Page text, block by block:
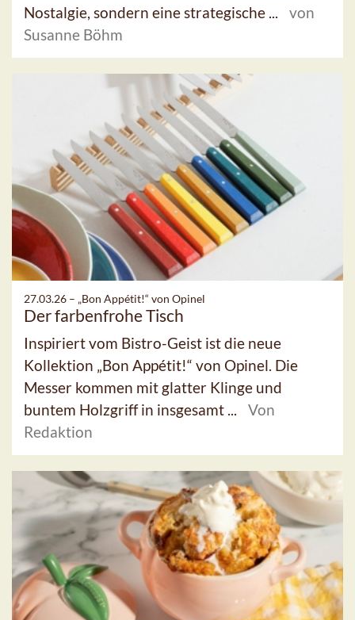
Nostalgie, sondern eine strategische ...
von
Susanne Böhm
27.03.26 – „Bon Appétit!“ von Opinel
Der farbenfrohe Tisch
Inspiriert vom Bistro-Geist ist die neue
Kollektion „Bon Appétit!“ von Opinel. Die
Messer kommen mit glatter Klinge und
buntem Holzgriff in insgesamt ...
Von
Redaktion